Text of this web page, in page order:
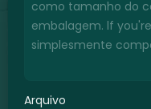
Arquivo